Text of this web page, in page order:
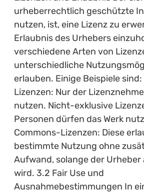
urheberrechtlich geschützte
nutzen, ist, eine Lizenz zu
Erlaubnis des Urhebers
verschiedene Arten von
unterschiedliche
erlauben. Einige Beispiele
Lizenzen: Nur der
nutzen. Nicht-exklusive
Personen dürfen das Werk
Commons-Lizenzen: Diese
bestimmte Nutzung ohne
Aufwand, solange der Urheber
wird. 3.2 Fair Use und
Ausnahmebestimmungen In